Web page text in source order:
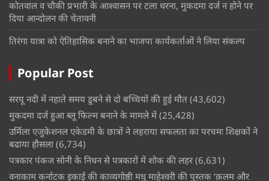
कोतवाल व चौकी प्रभारी के आश्वासन पर टला धरना, मुकदमा दर्ज न होने पर
दिया आन्दोलन की चेतावनी
तिरंगा यात्रा को ऐतिहासिक बनाने का भाजपा कार्यकर्ताओं ने लिया संकल्प
Popular Post
सरयू नदी में नहाते समय डूबने से दो बच्चियों की हुई मौत (43,602)
मुकदमा दर्ज हुआ ब्लू फिल्म बनाने के मामले में (25,428)
उर्मिला एजुकेशनल एकेडमी के छात्रों ने लहराया सफलता का परचमः शिक्षकों ने
बढाया हौसला (6,734)
पत्रकार पंकज सोनी के निधन से पत्रकारों में शोक की लहर (6,631)
वनाकाम कर्नाटक इकाई की काव्यगोष्ठी मधु माहेश्वरी की पुस्तक ‘क़लम और